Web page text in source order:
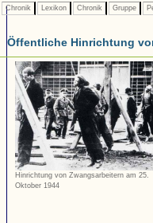
Chronik Lexikon Chronik Gruppe
Öffentliche Hinrichtung
Hinrichtung von Zwangsarbeitern am 25.
Oktober 1944